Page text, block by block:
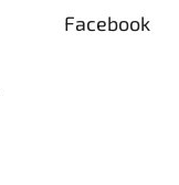
Facebook